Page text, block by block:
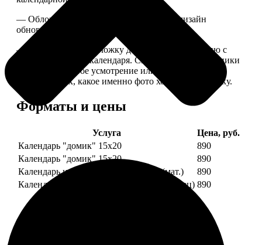
— Обложка для календаря стандартная, дизайн
обновляем каждый год.
— В кружочек на обложку добавляем фотографию с
одной из страниц календаря. Снимок наши сотрудники
выбирают на свое усмотрение или пишите в
комментариях, какое именно фото хотите на обложку.
Форматы и цены
Услуга
Цена, руб.
Календарь "домик" 15х20
890
Календарь "домик" 15х20
890
Календарь настольный А5 210х148 (мат.)
890
Календарь настольный А5 210х148 (глянец) 890